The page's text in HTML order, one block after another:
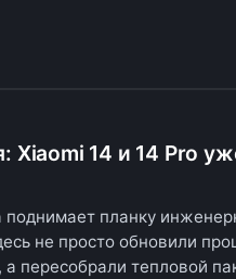
Xiaomi 14 и 14 Pro
поднимает планку
не просто обновили
пересобрали тепловой